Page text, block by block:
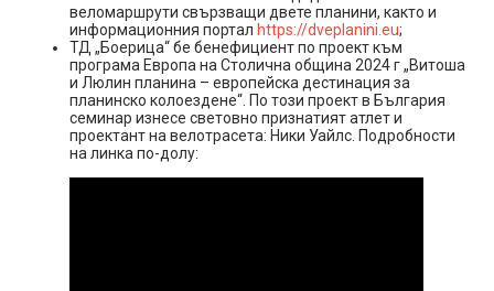
веломаршрути свързващи двете планини, както и
информационния портал https://dveplanini.eu;
ТД „Боерица“ бе бенефициент по проект към
програма Европа на Столична община 2024 г „Витоша
и Люлин планина – европейска дестинация за
планинско колоездене“. По този проект в България
семинар изнесе световно признатият атлет и
проектант на велотрасета: Ники Уайлс. Подробности
на линка по-долу: